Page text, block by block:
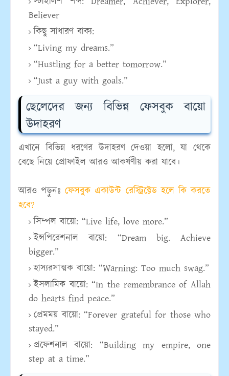
Believer
কিছু সাধারণ বাক্য:
“Living my dreams.”
“Hustling for a better tomorrow.”
“Just a guy with goals.”
ছেলেদের জন্য বিভিন্ন ফেসবুক বায়ো
উদাহরণ
এখানে বিভিন্ন ধরণের উদাহরণ দেওয়া হলো, যা থেকে
বেছে নিয়ে প্রোফাইল আরও আকর্ষণীয় করা যাবে।
আরও পড়ুনঃফেসবুক একাউন্ট রেস্ট্রিক্টেড হলে কি করতে
হবে?
সিম্পল বায়ো: “Live life, love more.”
ইন্সপিরেশনাল বায়ো: “Dream big. Achieve
bigger.”
হাস্যরসাত্মক বায়ো: “Warning: Too much swag.”
ইসলামিক বায়ো: “In the remembrance of Allah
do hearts find peace.”
প্রেমময় বায়ো: “Forever grateful for those who
stayed.”
প্রফেশনাল বায়ো: “Building my empire, one
step at a time.”